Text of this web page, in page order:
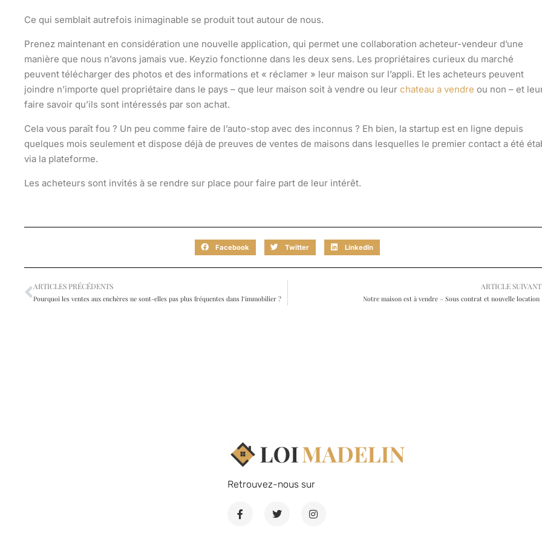
Ce qui semblait autrefois inimaginable se produit tout autour de nous.
Prenez maintenant en considération une nouvelle application, qui permet une collaboration acheteur-vendeur d’une
manière que nous n’avons jamais vue. Keyzio fonctionne dans les deux sens. Les propriétaires curieux du marché
peuvent télécharger des photos et des informations et « réclamer » leur maison sur l’appli. Et les acheteurs peuvent
joindre n’importe quel propriétaire dans le pays – que leur maison soit à vendre ou leur chateau a vendre ou non – et
faire savoir qu’ils sont intéressés par son achat.
Cela vous paraît fou ? Un peu comme faire de l’auto-stop avec des inconnus ? Eh bien, la startup est en ligne depuis
quelques mois seulement et dispose déjà de preuves de ventes de maisons dans lesquelles le premier contact a été
via la plateforme.
Les acheteurs sont invités à se rendre sur place pour faire part de leur intérêt.
Facebook Twitter LinkedIn
ARTICLES PRÉCÉDENTS
Pourquoi les ventes aux enchères ne sont-elles pas plus fréquentes dans l’immobilier ?
ARTICLE SUIVANT
Notre maison est à vendre – Sous contrat et nouvelle location
Retrouvez-nous sur